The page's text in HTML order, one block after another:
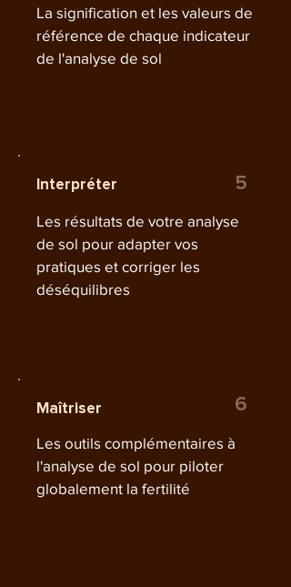
La signification et les valeurs de
référence de chaque indicateur
de l'analyse de sol
Interpréter 5
Les résultats de votre analyse
de sol pour adapter vos
pratiques et corriger les
déséquilibres
Maîtriser 6
Les outils complémentaires à
l'analyse de sol pour piloter
globalement la fertilité